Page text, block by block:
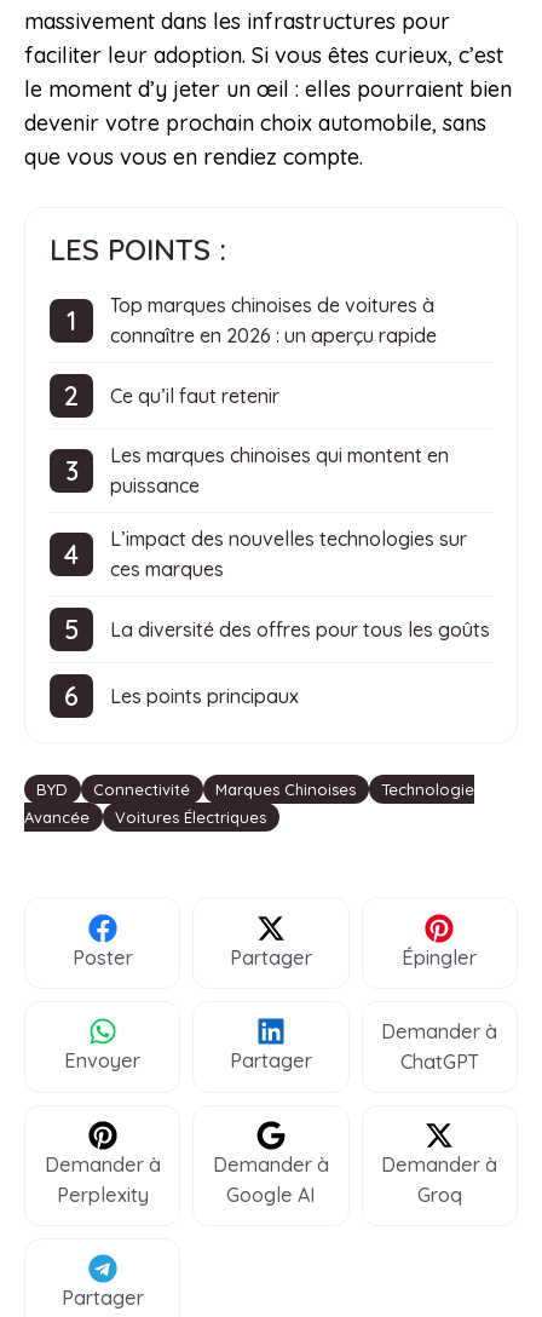
massivement dans les infrastructures pour
faciliter leur adoption. Si vous êtes curieux, c’est
le moment d’y jeter un œil : elles pourraient bien
devenir votre prochain choix automobile, sans
que vous vous en rendiez compte.
LES POINTS :
Top marques chinoises de voitures à
connaître en 2026 : un aperçu rapide
Ce qu’il faut retenir
Les marques chinoises qui montent en
puissance
L’impact des nouvelles technologies sur
ces marques
La diversité des offres pour tous les goûts
Les points principaux
Étiquettes
BYD Connectivité Marques Chinoises
Technologie
Avancée
Voitures Électriques
Poster Partager Épingler
Envoyer Partager
Demander à
ChatGPT
Demander à
Perplexity
Demander à
Google AI
Demander à
Groq
Partager